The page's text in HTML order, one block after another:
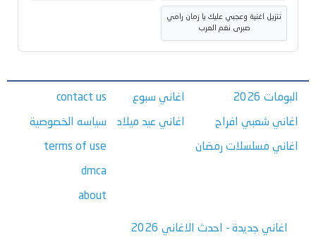
تنزيل اغنية وعجبي عليك يا زمان رامي
صبرى نغم العرب
البومات 2026
اغاني شعبي افراح
اغاني مسلسلات رمضان
اغاني سبوع
اغاني عيد ميلاد
contact us
سياسه الخصوصية
terms of use
dmca
about
اغاني جديدة - احدث الاغاني 2026